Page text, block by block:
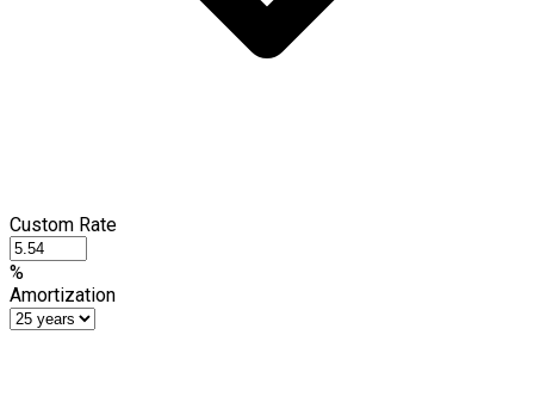
Custom Rate
%
Amortization